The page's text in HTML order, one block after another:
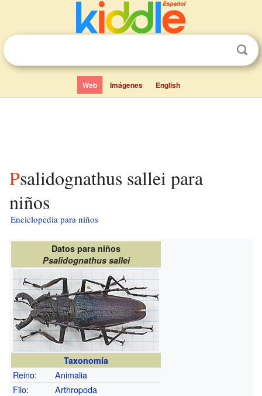
Web Imágenes English
Psalidognathus sallei para
niños
Enciclopedia para niños
Datos para niños
Psalidognathus sallei
Taxonomía
Reino:
Animalia
Filo:
Arthropoda